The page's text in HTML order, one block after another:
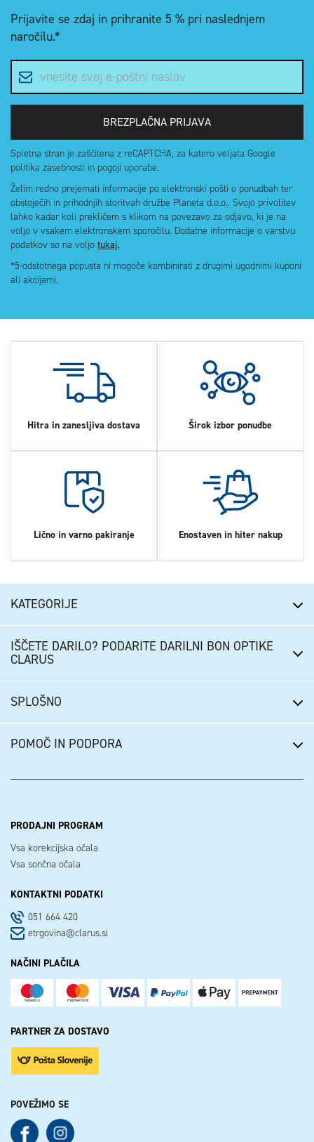
Prijavite se zdaj in prihranite 5 % pri naslednjem
naročilu.*
BREZPLAČNA PRIJAVA
Spletna stran je zaščitena z reCAPTCHA, za katero veljata Google
politika zasebnosti in pogoji uporabe.
Želim redno prejemati informacije po elektronski pošti o ponudbah ter
obstoječih in prihodnjih storitvah družbe Planeta d.o.o.. Svojo privolitev
lahko kadar koli prekličem s klikom na povezavo za odjavo, ki je na
voljo v vsakem elektronskem sporočilu. Dodatne informacije o varstvu
podatkov so na voljo tukaj.
*5-odstotnega popusta ni mogoče kombinirati z drugimi ugodnimi kuponi
ali akcijami.
Hitra in zanesljiva dostava Širok izbor ponudbe
Lično in varno pakiranje Enostaven in hiter nakup
KATEGORIJE
IŠČETE DARILO? PODARITE DARILNI BON OPTIKE
CLARUS
SPLOŠNO
POMOČ IN PODPORA
PRODAJNI PROGRAM
Vsa korekcijska očala
Vsa sončna očala
KONTAKTNI PODATKI
051 664 420
etrgovina@clarus.si
NAČINI PLAČILA
PARTNER ZA DOSTAVO
POVEŽIMO SE
See our FacebookSee our Instagram